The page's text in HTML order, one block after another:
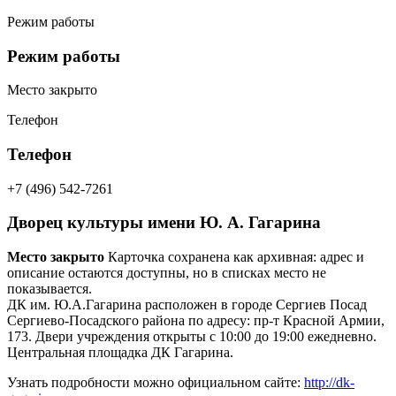
Режим работы
Режим работы
Место закрыто
Телефон
Телефон
+7 (496) 542-7261
Дворец культуры имени Ю. А. Гагарина
Место закрыто Карточка сохранена как архивная: адрес и
описание остаются доступны, но в списках место не
показывается.
ДК им. Ю.А.Гагарина расположен в городе Сергиев Посад
Сергиево-Посадского района по адресу: пр-т Красной Армии,
173. Двери учреждения открыты с 10:00 до 19:00 ежедневно.
Центральная площадка ДК Гагарина.
Узнать подробности можно официальном сайте: http://dk-